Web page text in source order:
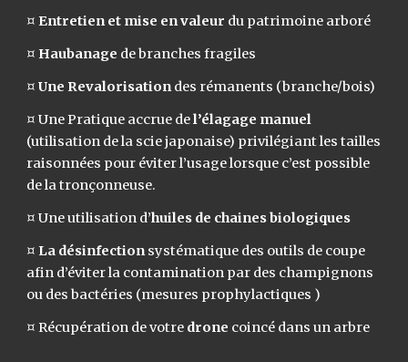
¤Entretien et mise en valeur du patrimoine arboré
¤ Haubanage de branches fragiles
¤ Une Revalorisation des rémanents (branche/bois)
¤ Une Pratique accrue del’élagage manuel
(utilisation de la scie japonaise) privilégiant les tailles
raisonnées pour éviter l’usage lorsque c’est possible
de la tronçonneuse.
¤ Une utilisation d’huiles de chaines biologiques
¤ La désinfection systématique des outils de coupe
afin d’éviter la contamination par des champignons
ou des bactéries (mesures prophylactiques )
¤ Récupération de votre drone coincé dans un arbre